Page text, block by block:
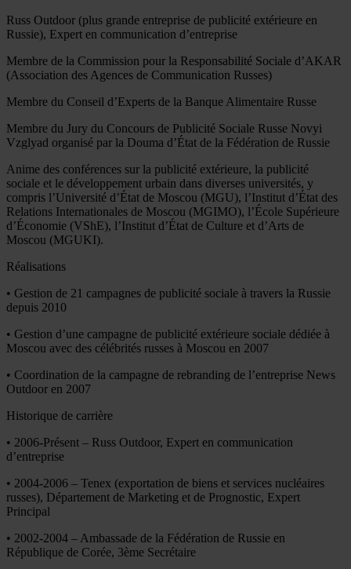
Russ Outdoor (plus grande entreprise de publicité extérieure en
Russie), Expert en communication d’entreprise
Membre de la Commission pour la Responsabilité Sociale d’AKAR
(Association des Agences de Communication Russes)
Membre du Conseil d’Experts de la Banque Alimentaire Russe
Membre du Jury du Concours de Publicité Sociale Russe Novyi
Vzglyad organisé par la Douma d’État de la Fédération de Russie
Anime des conférences sur la publicité extérieure, la publicité
sociale et le développement urbain dans diverses universités, y
compris l’Université d’État de Moscou (MGU), l’Institut d’État des
Relations Internationales de Moscou (MGIMO), l’École Supérieure
d’Économie (VShE), l’Institut d’État de Culture et d’Arts de
Moscou (MGUKI).
Réalisations
• Gestion de 21 campagnes de publicité sociale à travers la Russie
depuis 2010
• Gestion d’une campagne de publicité extérieure sociale dédiée à
Moscou avec des célébrités russes à Moscou en 2007
• Coordination de la campagne de rebranding de l’entreprise News
Outdoor en 2007
Historique de carrière
• 2006-Présent – Russ Outdoor, Expert en communication
d’entreprise
• 2004-2006 – Tenex (exportation de biens et services nucléaires
russes), Département de Marketing et de Prognostic, Expert
Principal
• 2002-2004 – Ambassade de la Fédération de Russie en
République de Corée, 3ème Secrétaire